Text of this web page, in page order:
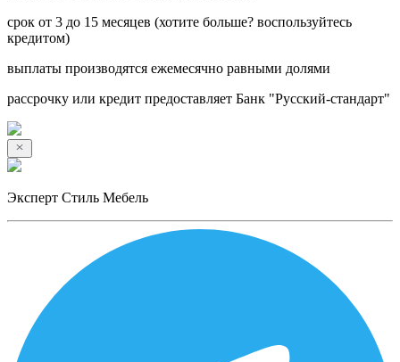
срок от 3 до 15 месяцев (хотите больше? воспользуйтесь
кредитом)
выплаты производятся ежемесячно равными долями
рассрочку или кредит предоставляет Банк "Русский-стандарт"
Эксперт Стиль Мебель